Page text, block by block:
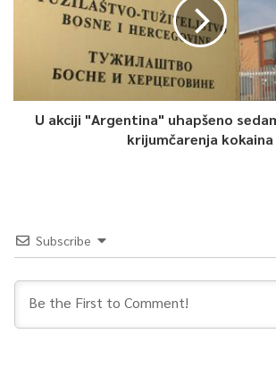
0
Article Rating
U akciji "Argentina" uhapšeno
krijumčarenja kokaina
Subscribe